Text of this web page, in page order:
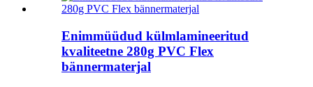
Enimmüüdud külmlamineeritud
kvaliteetne 280g PVC Flex
bännermaterjal